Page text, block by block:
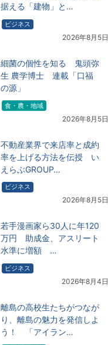
据える「建物」と…
ビジネス
2026年8月5日
細菌の個性を知る 鬼頭弥
生 農学博士 連載「口福
の源」
食・農・地域
2026年8月5日
不動産業界で来店率と成約
率を上げる方法を伝授 い
えらぶGROUP…
ビジネス
2026年8月5日
若手漫画家ら30人に年120
万円 助成金、アスリート
水準に増額 …
ビジネス
2026年8月4日
離島の高校生たちがつなが
り、離島の魅力を発信しよ
う！ 「アイラン…